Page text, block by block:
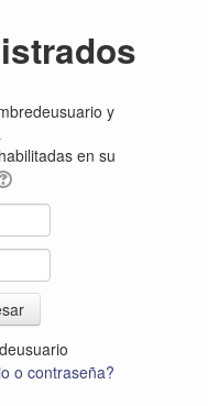
y
en su
o contraseña?